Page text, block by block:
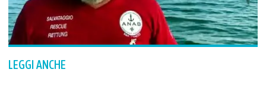
LEGGI ANCHE